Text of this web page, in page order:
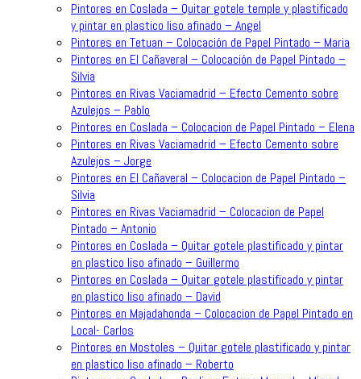
Pintores en Coslada – Quitar gotele temple y plastificado
y pintar en plastico liso afinado – Angel
Pintores en Tetuan – Colocación de Papel Pintado – Maria
Pintores en El Cañaveral – Colocación de Papel Pintado –
Silvia
Pintores en Rivas Vaciamadrid – Efecto Cemento sobre
Azulejos – Pablo
Pintores en Coslada – Colocacion de Papel Pintado – Elena
Pintores en Rivas Vaciamadrid – Efecto Cemento sobre
Azulejos – Jorge
Pintores en El Cañaveral – Colocacion de Papel Pintado –
Silvia
Pintores en Rivas Vaciamadrid – Colocacion de Papel
Pintado – Antonio
Pintores en Coslada – Quitar gotele plastificado y pintar
en plastico liso afinado – Guillermo
Pintores en Coslada – Quitar gotele plastificado y pintar
en plastico liso afinado – David
Pintores en Majadahonda – Colocacion de Papel Pintado en
Local- Carlos
Pintores en Mostoles – Quitar gotele plastificado y pintar
en plastico liso afinado – Roberto